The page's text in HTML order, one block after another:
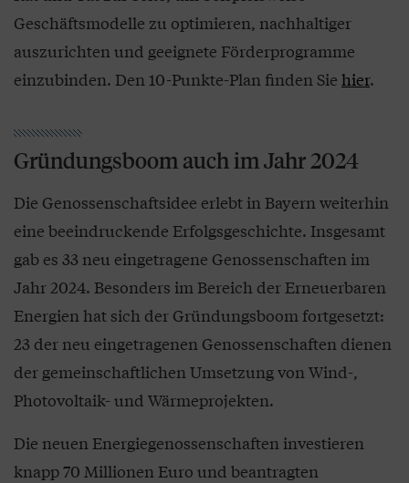
Geschäftsmodelle zu optimieren, nachhaltiger
auszurichten und geeignete Förderprogramme
einzubinden. Den 10-Punkte-Plan finden Sie hier.
Gründungsboom auch im Jahr 2024
Die Genossenschaftsidee erlebt in Bayern weiterhin
eine beeindruckende Erfolgsgeschichte. Insgesamt
gab es 33 neu eingetragene Genossenschaften im
Jahr 2024. Besonders im Bereich der Erneuerbaren
Energien hat sich der Gründungsboom fortgesetzt:
23 der neu eingetragenen Genossenschaften dienen
der gemeinschaftlichen Umsetzung von Wind-,
Photovoltaik- und Wärmeprojekten.
Die neuen Energiegenossenschaften investieren
knapp 70 Millionen Euro und beantragten